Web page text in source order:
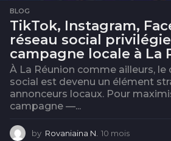
BLOG
TikTok, Instagram,
réseau social
campagne locale à La
À La Réunion comme ailleurs, le
social est devenu un élément
annonceurs locaux. Pour
campagne —...
by Rovaniaina N. 10 mois